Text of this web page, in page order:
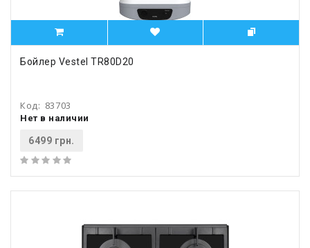
Бойлер Vestel TR80D20
Код: 83703
Нет в наличии
6499 грн.